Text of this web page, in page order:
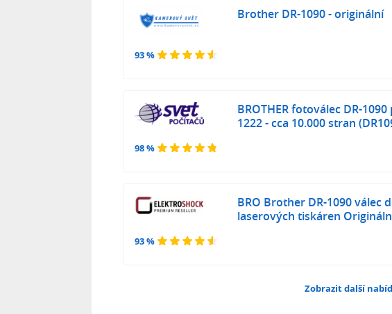
93 %
Brother DR-1090 - originální
98 %
BROTHER fotoválec DR-
1222 - cca 10.000 stran
93 %
BRO Brother DR-1090 válec
laserových tiskáren
Zobrazit další